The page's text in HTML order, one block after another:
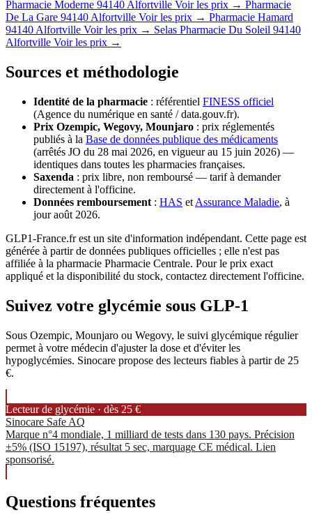
Pharmacie Moderne 94140 Alfortville Voir les prix → Pharmacie
De La Gare 94140 Alfortville Voir les prix → Pharmacie Hamard
94140 Alfortville Voir les prix → Selas Pharmacie Du Soleil 94140
Alfortville Voir les prix →
Sources et méthodologie
Identité de la pharmacie : référentiel FINESS officiel
(Agence du numérique en santé / data.gouv.fr).
Prix Ozempic, Wegovy, Mounjaro : prix réglementés
publiés à la Base de données publique des médicaments
(arrêtés JO du 28 mai 2026, en vigueur au 15 juin 2026) —
identiques dans toutes les pharmacies françaises.
Saxenda : prix libre, non remboursé — tarif à demander
directement à l'officine.
Données remboursement : HAS et Assurance Maladie, à
jour août 2026.
GLP1-France.fr est un site d'information indépendant. Cette page est
générée à partir de données publiques officielles ; elle n'est pas
affiliée à la pharmacie Pharmacie Centrale. Pour le prix exact
appliqué et la disponibilité du stock, contactez directement l'officine.
Suivez votre glycémie sous GLP-1
Sous Ozempic, Mounjaro ou Wegovy, le suivi glycémique régulier
permet à votre médecin d'ajuster la dose et d'éviter les
hypoglycémies. Sinocare propose des lecteurs fiables à partir de 25
€.
Lecteur de glycémie · dès 25 €
Sinocare Safe AQ
Marque n°4 mondiale, 1 milliard de tests dans 130 pays. Précision
±5% (ISO 15197), résultat 5 sec, marquage CE médical. Lien
sponsorisé.
Questions fréquentes